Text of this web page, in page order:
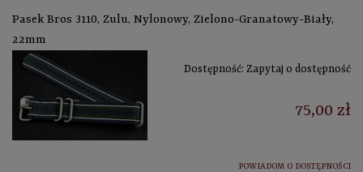
Pasek Bros 3110, Zulu, Nylonowy, Zielono-Granatowy-Biały,
22mm
Dostępność: Zapytaj o dostępność
75,00 zł
POWIADOM O DOSTĘPNOŚCI